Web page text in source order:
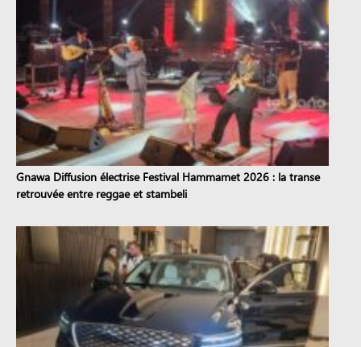
Gnawa Diffusion électrise Festival Hammamet 2026 : la transe
retrouvée entre reggae et stambeli